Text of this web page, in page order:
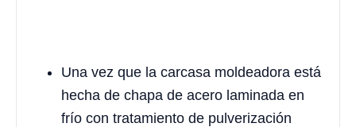
Una vez que la carcasa moldeadora está
hecha de chapa de acero laminada en
frío con tratamiento de pulverización